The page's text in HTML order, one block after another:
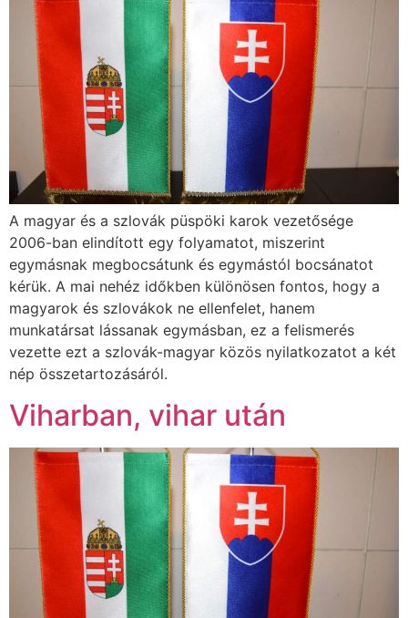
A magyar és a szlovák püspöki karok vezetősége
2006-ban elindított egy folyamatot, miszerint
egymásnak megbocsátunk és egymástól bocsánatot
kérük. A mai nehéz időkben különösen fontos, hogy a
magyarok és szlovákok ne ellenfelet, hanem
munkatársat lássanak egymásban, ez a felismerés
vezette ezt a szlovák-magyar közös nyilatkozatot a két
nép összetartozásáról.
Viharban, vihar után